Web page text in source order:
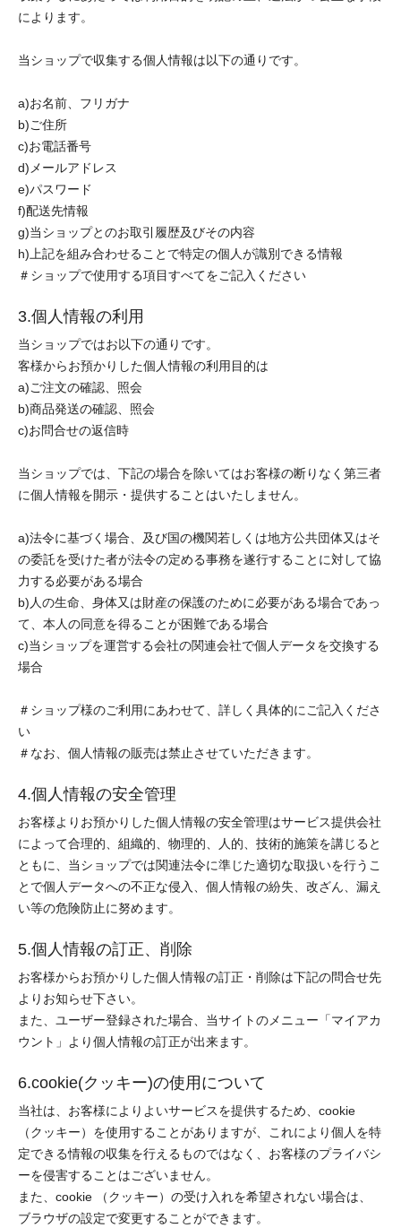
によります。
当ショップで収集する個人情報は以下の通りです。
a)お名前、フリガナ
b)ご住所
c)お電話番号
d)メールアドレス
e)パスワード
f)配送先情報
g)当ショップとのお取引履歴及びその内容
h)上記を組み合わせることで特定の個人が識別できる情報
＃ショップで使用する項目すべてをご記入ください
3.個人情報の利用
当ショップではお以下の通りです。
客様からお預かりした個人情報の利用目的は
a)ご注文の確認、照会
b)商品発送の確認、照会
c)お問合せの返信時
当ショップでは、下記の場合を除いてはお客様の断りなく第三者
に個人情報を開示・提供することはいたしません。
a)法令に基づく場合、及び国の機関若しくは地方公共団体又はそ
の委託を受けた者が法令の定める事務を遂行することに対して協
力する必要がある場合
b)人の生命、身体又は財産の保護のために必要がある場合であっ
て、本人の同意を得ることが困難である場合
c)当ショップを運営する会社の関連会社で個人データを交換する
場合
＃ショップ様のご利用にあわせて、詳しく具体的にご記入くださ
い
＃なお、個人情報の販売は禁止させていただきます。
4.個人情報の安全管理
お客様よりお預かりした個人情報の安全管理はサービス提供会社
によって合理的、組織的、物理的、人的、技術的施策を講じると
ともに、当ショップでは関連法令に準じた適切な取扱いを行うこ
とで個人データへの不正な侵入、個人情報の紛失、改ざん、漏え
い等の危険防止に努めます。
5.個人情報の訂正、削除
お客様からお預かりした個人情報の訂正・削除は下記の問合せ先
よりお知らせ下さい。
また、ユーザー登録された場合、当サイトのメニュー「マイアカ
ウント」より個人情報の訂正が出来ます。
6.cookie(クッキー)の使用について
当社は、お客様によりよいサービスを提供するため、cookie
（クッキー）を使用することがありますが、これにより個人を特
定できる情報の収集を行えるものではなく、お客様のプライバシ
ーを侵害することはございません。
また、cookie （クッキー）の受け入れを希望されない場合は、
ブラウザの設定で変更することができます。